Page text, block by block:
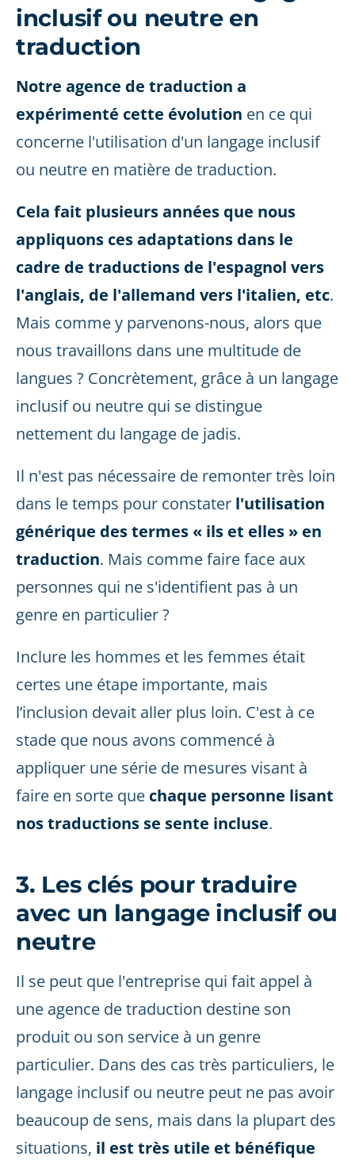
inclusif ou neutre en
traduction
Notre agence de traduction a
expérimenté cette évolution en ce qui
concerne l'utilisation d'un langage inclusif
ou neutre en matière de traduction.
Cela fait plusieurs années que nous
appliquons ces adaptations dans le
cadre de traductions de l'espagnol vers
l'anglais, de l'allemand vers l'italien, etc.
Mais comme y parvenons-nous, alors que
nous travaillons dans une multitude de
langues ? Concrètement, grâce à un langage
inclusif ou neutre qui se distingue
nettement du langage de jadis.
Il n'est pas nécessaire de remonter très loin
dans le temps pour constater l'utilisation
générique des termes « ils et elles » en
traduction. Mais comme faire face aux
personnes qui ne s'identifient pas à un
genre en particulier ?
Inclure les hommes et les femmes était
certes une étape importante, mais
l’inclusion devait aller plus loin. C'est à ce
stade que nous avons commencé à
appliquer une série de mesures visant à
faire en sorte que chaque personne lisant
nos traductions se sente incluse.
3. Les clés pour traduire
avec un langage inclusif ou
neutre
Il se peut que l'entreprise qui fait appel à
une agence de traduction destine son
produit ou son service à un genre
particulier. Dans des cas très particuliers, le
langage inclusif ou neutre peut ne pas avoir
beaucoup de sens, mais dans la plupart des
situations, il est très utile et bénéfique